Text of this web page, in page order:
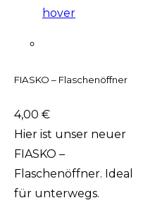
FIASKO – Flaschenöffner
4,00 €
Hier ist unser neuer
FIASKO –
Flaschenöffner. Ideal
für unterwegs.